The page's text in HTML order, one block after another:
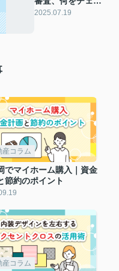
クされるの？初心
2025.07.19
産コラム
でマイホーム購入｜資金
節約のポイント
産コラム